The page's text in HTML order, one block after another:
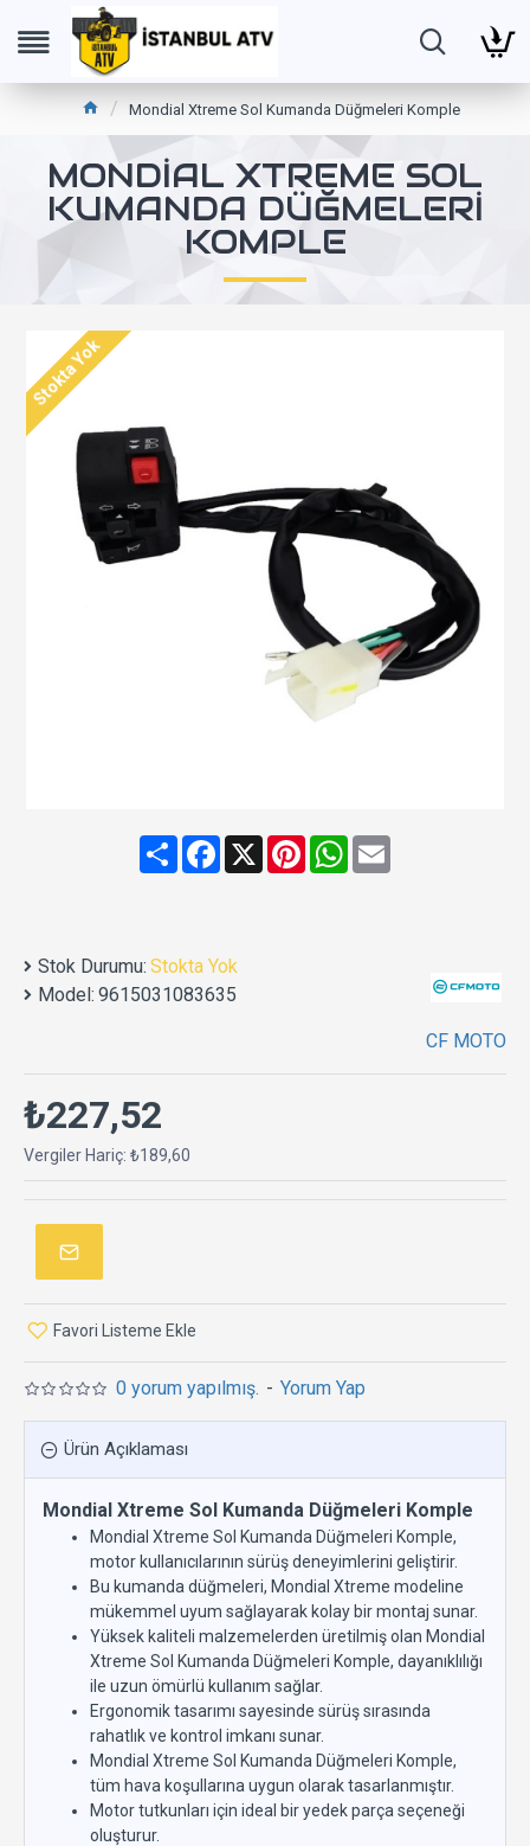
Mondial Xtreme Sol Kumanda Düğmeleri Komple
MONDIAL XTREME SOL
KUMANDA DÜĞMELERI
KOMPLE
Stokta Yok
ShareFacebook
X PinterestWhatsApp
Email
Stok Durumu: Stokta Yok
Model: 9615031083635
CF MOTO
0 yorum yapılmış. - Yorum Yap
₺227,52
Vergiler Hariç: ₺189,60
Favori Listeme Ekle
Ürün Açıklaması
Mondial Xtreme Sol Kumanda Düğmeleri Komple
Mondial Xtreme Sol Kumanda Düğmeleri Komple,
motor kullanıcılarının sürüş deneyimlerini geliştirir.
Bu kumanda düğmeleri, Mondial Xtreme modeline
mükemmel uyum sağlayarak kolay bir montaj sunar.
Yüksek kaliteli malzemelerden üretilmiş olan Mondial
Xtreme Sol Kumanda Düğmeleri Komple, dayanıklılığı
ile uzun ömürlü kullanım sağlar.
Ergonomik tasarımı sayesinde sürüş sırasında
rahatlık ve kontrol imkanı sunar.
Mondial Xtreme Sol Kumanda Düğmeleri Komple,
tüm hava koşullarına uygun olarak tasarlanmıştır.
Motor tutkunları için ideal bir yedek parça seçeneği
oluşturur.